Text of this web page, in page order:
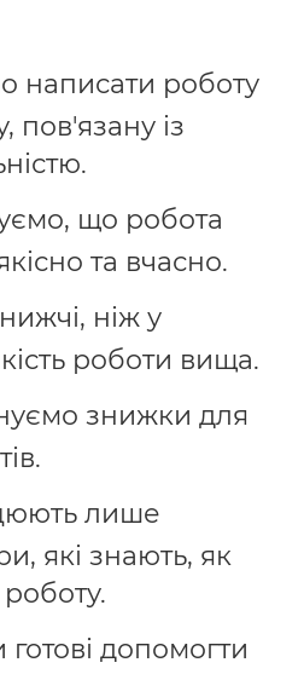
написати роботу
пов'язану із
що робота
та вчасно.
ніж у
роботи вища.
знижки для
лише
які знають, як
допомогти